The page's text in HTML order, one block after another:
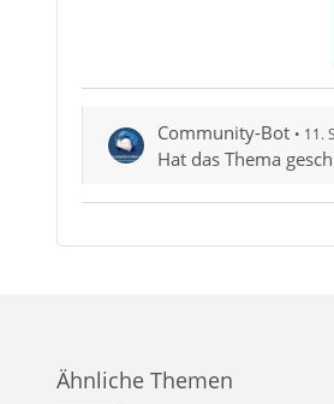
Community-Bot 11.
Hat das Thema
Ähnliche Themen